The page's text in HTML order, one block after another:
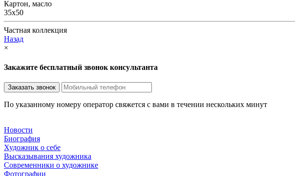
Картон, масло
35х50
Частная коллекция
Назад
×
Закажите бесплатный звонок консультанта
По указанному номеру оператор свяжется с вами в течении нескольких минут
Новости
Биография
Художник о себе
Выcказывания художника
Современники о художнике
Фотографии